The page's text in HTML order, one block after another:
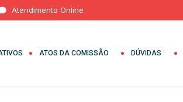
Atendimento Online
ATOS DA COMISSÃO DÚVIDAS